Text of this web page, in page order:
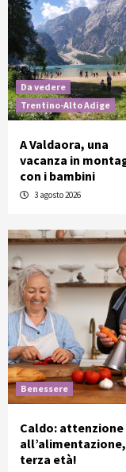
Da vedere
Trentino-Alto Adige
A Valdaora, una
vacanza in
con i bambini
3 agosto 2026
Benessere
Caldo: attenzione
terza età!